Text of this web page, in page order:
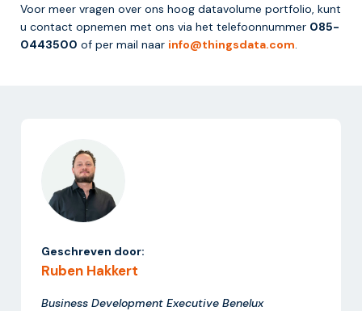
Voor meer vragen over ons hoog datavolume portfolio, kunt
u contact opnemen met ons via het telefoonnummer 085-
0443500 of per mail naar info@thingsdata.com.
Geschreven door:
Ruben Hakkert
Business Development Executive Benelux